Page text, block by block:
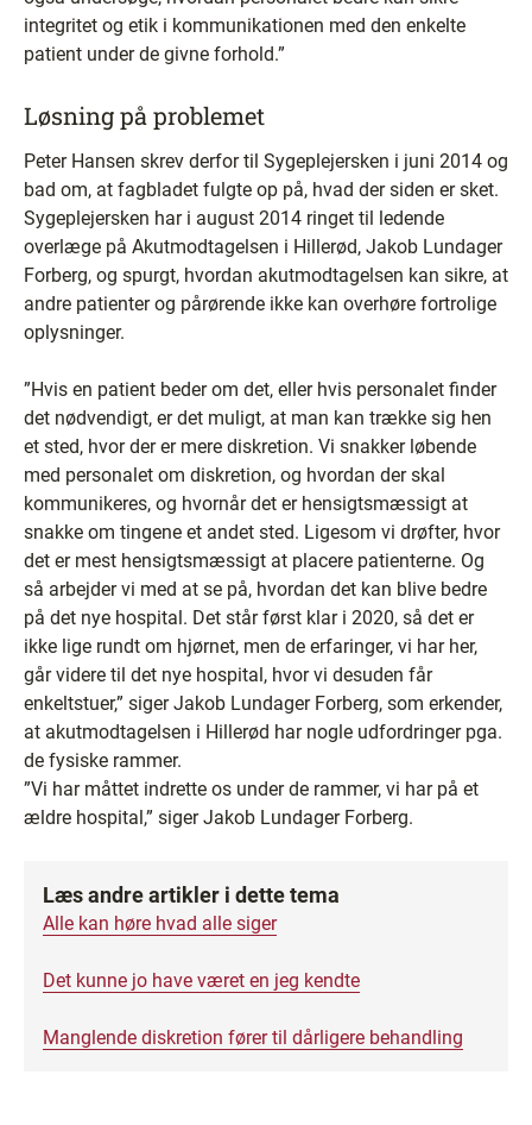
integritet og etik i kommunikationen med den enkelte
patient under de givne forhold.”
Løsning på problemet
Peter Hansen skrev derfor til Sygeplejersken i juni 2014 og
bad om, at fagbladet fulgte op på, hvad der siden er sket.
Sygeplejersken har i august 2014 ringet til ledende
overlæge på Akutmodtagelsen i Hillerød, Jakob Lundager
Forberg, og spurgt, hvordan akutmodtagelsen kan sikre, at
andre patienter og pårørende ikke kan overhøre fortrolige
oplysninger.
”Hvis en patient beder om det, eller hvis personalet finder
det nødvendigt, er det muligt, at man kan trække sig hen
et sted, hvor der er mere diskretion. Vi snakker løbende
med personalet om diskretion, og hvordan der skal
kommunikeres, og hvornår det er hensigtsmæssigt at
snakke om tingene et andet sted. Ligesom vi drøfter, hvor
det er mest hensigtsmæssigt at placere patienterne. Og
så arbejder vi med at se på, hvordan det kan blive bedre
på det nye hospital. Det står først klar i 2020, så det er
ikke lige rundt om hjørnet, men de erfaringer, vi har her,
går videre til det nye hospital, hvor vi desuden får
enkeltstuer,” siger Jakob Lundager Forberg, som erkender,
at akutmodtagelsen i Hillerød har nogle udfordringer pga.
de fysiske rammer.
”Vi har måttet indrette os under de rammer, vi har på et
ældre hospital,” siger Jakob Lundager Forberg.
Læs andre artikler i dette tema
Alle kan høre hvad alle siger
Det kunne jo have været en jeg kendte
Manglende diskretion fører til dårligere behandling